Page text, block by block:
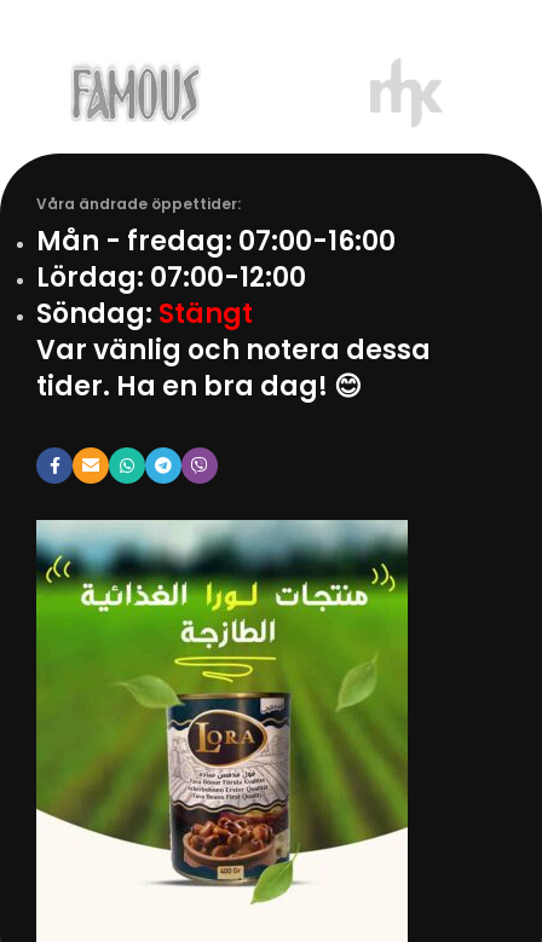
Våra ändrade öppettider:
Mån - fredag: 07:00-16:00
Lördag: 07:00-12:00
Söndag: Stängt
Var vänlig och notera dessa
tider. Ha en bra dag! 😊